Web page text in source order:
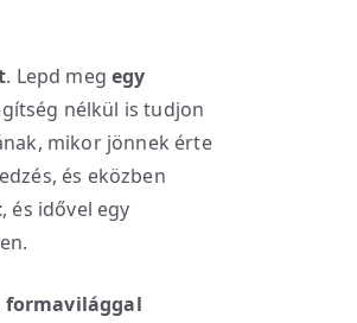
. Lepd megegy
nélkül is tudjon
mikor jönnek érte
és eközben
, és idővel egy
formavilággal